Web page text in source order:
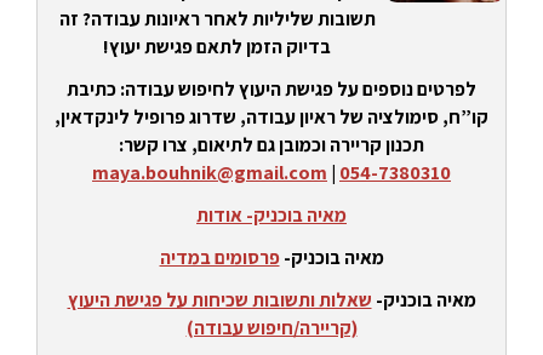
תשובות שליליות לאחר ראיונות עבודה? זה
בדיוק הזמן לתאם פגישת יעוץ!
לפרטים נוספים על פגישת היעוץ לחיפוש עבודה: כתיבת
קו”ח, סימולציה של ראיון עבודה, שדרוג פרופיל לינקדאין,
תכנון קריירה וכמובן גם לתיאום, צרו קשר:
054-7380310
|
maya.bouhnik@gmail.com
מאיה בוכניק- אודות
מאיה בוכניק-פרסומים במדיה
מאיה בוכניק- שאלות ותשובות שכיחות על פגישת היעוץ
(קריירה/חיפוש עבודה)